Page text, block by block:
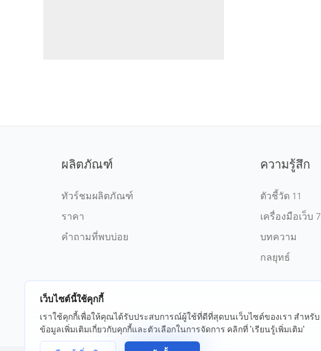
เว็บไซต์นี้ใช้คุกกี้
เราใช้คุกกี้เพื่อให้คุณได้รับประสบการณ์ผู้ใช้ที่ดีที่สุดบนเว็บไซต์ของเรา สำหรับ
ข้อมูลเพิ่มเติมเกี่ยวกับคุกกี้และตัวเลือกในการจัดการ คลิกที่ 'เรียนรู้เพิ่มเติม'
ผลิตภัณฑ์
ทัวร์ชมผลิตภัณฑ์
ราคา
คำถามที่พบบ่อย
ความรู้สึก
ตัวชี้วัด 11
เครื่องมือเว็บ 7
บทความ
กลยุทธ์
©2026 fxssi.com สงวนลิขสิทธิ์ ข้อกำหนดการใช้งาน